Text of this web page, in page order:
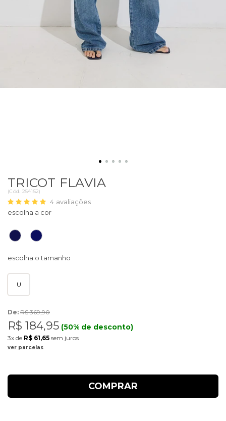
TRICOT FLAVIA
(Cód. 254152)
4 avaliações
U
De: R$ 369,90
R$ 184,95 (50% de desconto)
3x de R$ 61,65 sem juros
ver parcelas
COMPRAR